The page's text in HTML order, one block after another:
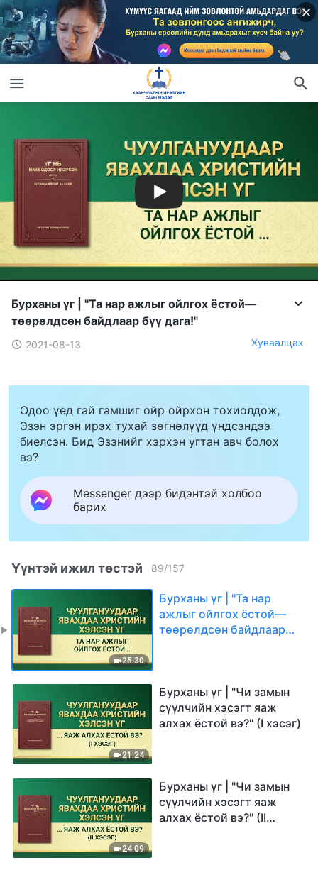
Бурханы үг | "Та нар ажлыг ойлгох ёстой—
төөрөлдсөн байдлаар бүү дага!"
2021-08-13 Хуваалцах
Одоо үед гай гамшиг ойр ойрхон тохиолдож,
Эзэн эргэн ирэх тухай зөгнөлүүд үндсэндээ
биелсэн. Бид Эзэнийг хэрхэн угтан авч болох
вэ?
Messenger дээр бидэнтэй холбоо
барих
Үүнтэй ижил төстэй 89/157
25:30
Бурханы үг | "Та нар
ажлыг ойлгох ёстой—
төөрөлдсөн байдлаар
21:24
Бурханы үг | "Чи замын
сүүлчийн хэсэгт яаж
алхах ёстой вэ?" (I хэсэг)
24:09
Бурханы үг | "Чи замын
сүүлчийн хэсэгт яаж
алхах ёстой вэ?" (II